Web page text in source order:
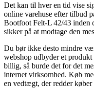
Det kan til hver en tid vise
online varehuse efter tilbud
Bootfoot Felt-L 42/43 inden
sikker på at modtage den
Du bør ikke desto mindre
webshop udbyder et
billig, så burde det for det
internet virksomhed. Køb
en vedtægt, der redder